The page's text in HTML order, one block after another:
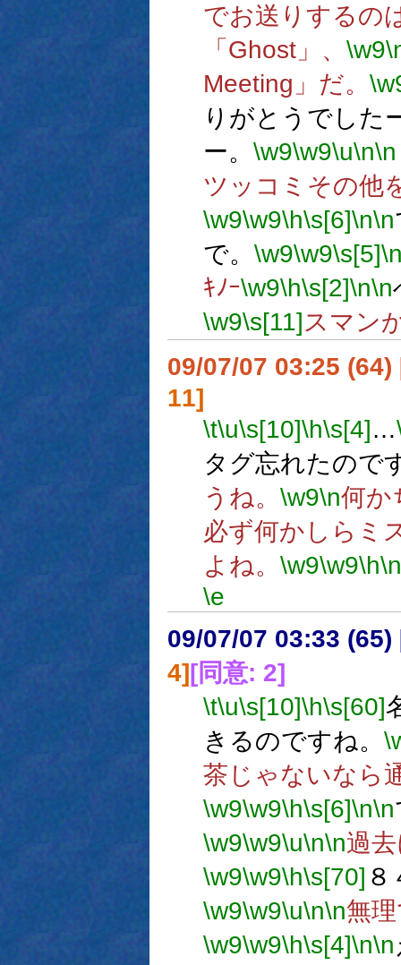
でお送りするの
「Ghost」、 \w9
Meeting」だ。
りがとうでした
ー。 \w9\w9\u\n\n
ツッコミその他
\w9\w9\h\s[6]\n\n
で。 \w9\w9\s[5]
ｷﾉｰ\w9\h\s[2]\n\n
\w9\s[11]スマン
09/07/07 03:25 (64)
11]
\t\u\s[10]\h\s[4]…
タグ忘れたので
うね。 \w9\n何か
必ず何かしらミ
よね。 \w9\w9\h\n
\e
09/07/07 03:33 (65)
4][同意: 2]
\t\u\s[10]\h\s[60]
きるのですね。
茶じゃないなら
\w9\w9\h\s[6]\n\n
\w9\w9\u\n\n過
\w9\w9\h\s[70]
\w9\w9\u\n\n無
\w9\w9\h\s[4]\n\n